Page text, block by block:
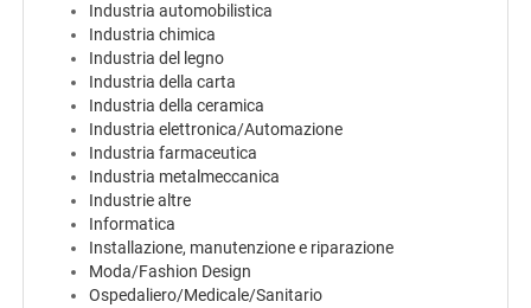
FR
IT
DE
ES
Industria automobilistica
Industria chimica
Industria del legno
Industria della carta
Industria della ceramica
Industria elettronica/Automazione
Industria farmaceutica
Industria metalmeccanica
Industrie altre
Informatica
Installazione, manutenzione e riparazione
Moda/Fashion Design
Ospedaliero/Medicale/Sanitario